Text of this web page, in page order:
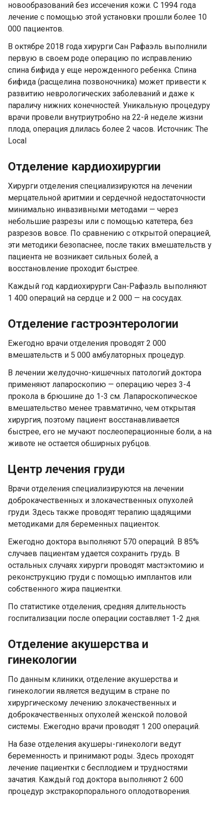
новообразований без иссечения кожи. С 1994 года
лечение с помощью этой установки прошли более 10
000 пациентов.
В октябре 2018 года хирурги Сан Рафаэль выполнили
первую в своем роде операцию по исправлению
спина бифида у еще нерожденного ребенка. Спина
бифида (расщелина позвоночника) может привести к
развитию неврологических заболеваний и даже к
параличу нижних конечностей. Уникальную процедуру
врачи провели внутриутробно на 22-й неделе жизни
плода, операция длилась более 2 часов. Источник: The
Local
Отделение кардиохирургии
Хирурги отделения специализируются на лечении
мерцательной аритмии и сердечной недостаточности
минимально инвазивными методами — через
небольшие разрезы или с помощью катетера, без
разрезов вовсе. По сравнению с открытой операцией,
эти методики безопаснее, после таких вмешательств у
пациента не возникает сильных болей, а
восстановление проходит быстрее.
Каждый год кардиохирурги Сан-Рафаэль выполняют
1 400 операций на сердце и 2 000 — на сосудах.
Отделение гастроэнтерологии
Ежегодно врачи отделения проводят 2 000
вмешательств и 5 000 амбулаторных процедур.
В лечении желудочно-кишечных патологий доктора
применяют лапароскопию — операцию через 3-4
прокола в брюшине до 1-3 см. Лапароскопическое
вмешательство менее травматично, чем открытая
хирургия, поэтому пациент восстанавливается
быстрее, его не мучают послеоперационные боли, а на
животе не остается обширных рубцов.
Центр лечения груди
Врачи отделения специализируются на лечении
доброкачественных и злокачественных опухолей
груди. Здесь также проводят терапию щадящими
методиками для беременных пациенток.
Ежегодно доктора выполняют 570 операций. В 85%
случаев пациентам удается сохранить грудь. В
остальных случаях хирурги проводят мастэктомию и
реконструкцию груди с помощью имплантов или
собственного жира пациентки.
По статистике отделения, средняя длительность
госпитализации после операции составляет 1-2 дня.
Отделение акушерства и
гинекологии
По данным клиники, отделение акушерства и
гинекологии является ведущим в стране по
хирургическому лечению злокачественных и
доброкачественных опухолей женской половой
системы. Ежегодно врачи проводят 1 200 операций.
На базе отделения акушеры-гинекологи ведут
беременность и принимают роды. Здесь проходят
лечение пациентки с бесплодием и трудностями
зачатия. Каждый год доктора выполняют 2 600
процедур экстракорпорального оплодотворения.